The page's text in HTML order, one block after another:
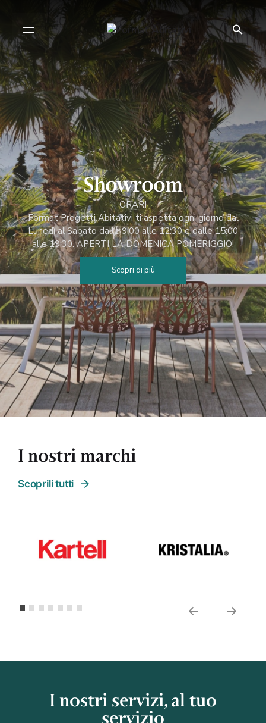
Showroom
ORARI
Format Progetti Abitativi ti aspetta ogni giorno dal
Lunedì al Sabato dalle 9:00 alle 12:30 e dalle 15:00
alle 19:30. APERTI LA DOMENICA POMERIGGIO!
Scopri di più
I nostri marchi
Scoprili tutti
I nostri servizi, al tuo
servizio